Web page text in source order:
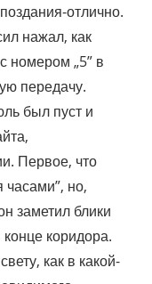
отлично.
нажал, как
номером „5” в
передачу.
был пуст и
Первое, что
но,
заметил блики
коридора.
как в какой-